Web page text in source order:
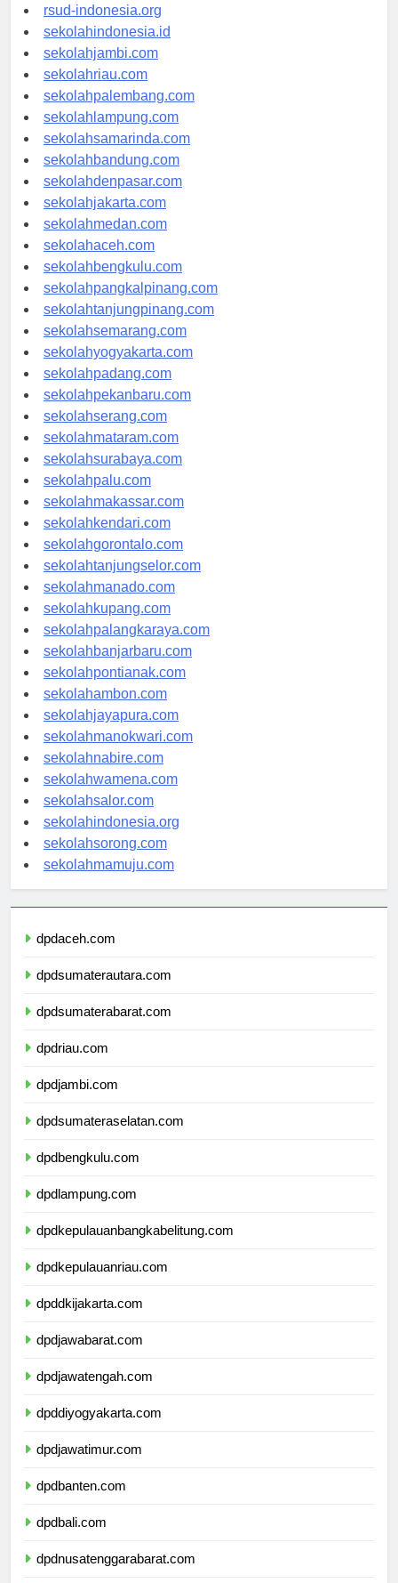
rsud-indonesia.org
sekolahindonesia.id
sekolahjambi.com
sekolahriau.com
sekolahpalembang.com
sekolahlampung.com
sekolahsamarinda.com
sekolahbandung.com
sekolahdenpasar.com
sekolahjakarta.com
sekolahmedan.com
sekolahaceh.com
sekolahbengkulu.com
sekolahpangkalpinang.com
sekolahtanjungpinang.com
sekolahsemarang.com
sekolahyogyakarta.com
sekolahpadang.com
sekolahpekanbaru.com
sekolahserang.com
sekolahmataram.com
sekolahsurabaya.com
sekolahpalu.com
sekolahmakassar.com
sekolahkendari.com
sekolahgorontalo.com
sekolahtanjungselor.com
sekolahmanado.com
sekolahkupang.com
sekolahpalangkaraya.com
sekolahbanjarbaru.com
sekolahpontianak.com
sekolahambon.com
sekolahjayapura.com
sekolahmanokwari.com
sekolahnabire.com
sekolahwamena.com
sekolahsalor.com
sekolahindonesia.org
sekolahsorong.com
sekolahmamuju.com
dpdaceh.com
dpdsumaterautara.com
dpdsumaterabarat.com
dpdriau.com
dpdjambi.com
dpdsumateraselatan.com
dpdbengkulu.com
dpdlampung.com
dpdkepulauanbangkabelitung.com
dpdkepulauanriau.com
dpddkijakarta.com
dpdjawabarat.com
dpdjawatengah.com
dpddiyogyakarta.com
dpdjawatimur.com
dpdbanten.com
dpdbali.com
dpdnusatenggarabarat.com